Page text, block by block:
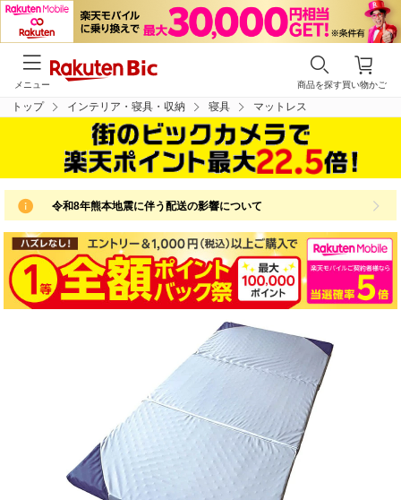
買い物かご
商品を探す
メニュー
トップ インテリア・寝具・収納 寝具 マットレス
令和8年熊本地震に伴う配送の影響について